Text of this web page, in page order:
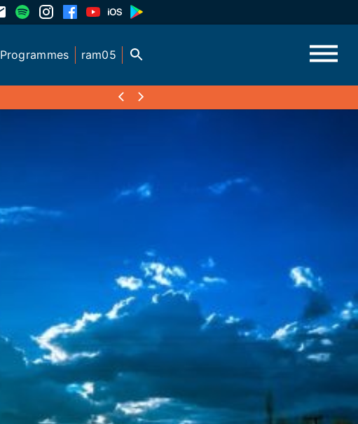
Programmes ram05